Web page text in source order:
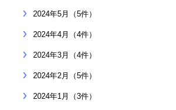
2024年5月（5件）
2024年4月（4件）
2024年3月（4件）
2024年2月（5件）
2024年1月（3件）